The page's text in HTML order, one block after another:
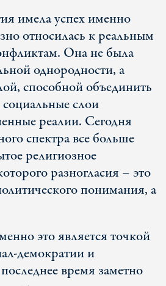
имела успех именно
относилась к реальным
Она не была
однородности, а
способной объединить
слои
реалии. Сегодня
спектра все больше
религиозное
разногласия – это
понимания, а
это является точкой
демократии и
время заметно